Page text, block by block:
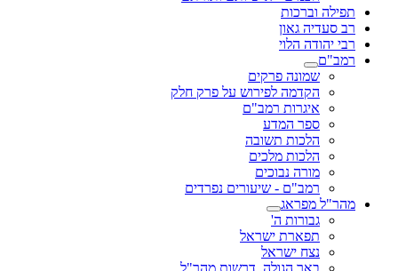
תפילה וברכות
רב סעדיה גאון
רבי יהודה הלוי
רמב"ם
שמונה פרקים
הקדמה לפירוש על פרק חלק
איגרות רמב"ם
ספר המדע
הלכות תשובה
הלכות מלכים
מורה נבוכים
רמב"ם - שיעורים נפרדים
מהר"ל מפראג
גבורות ה'
תפארת ישראל
נצח ישראל